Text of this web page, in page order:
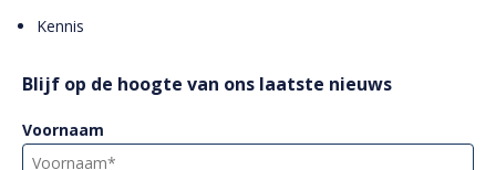
Kennis
Blijf op de hoogte van ons laatste nieuws
Voornaam